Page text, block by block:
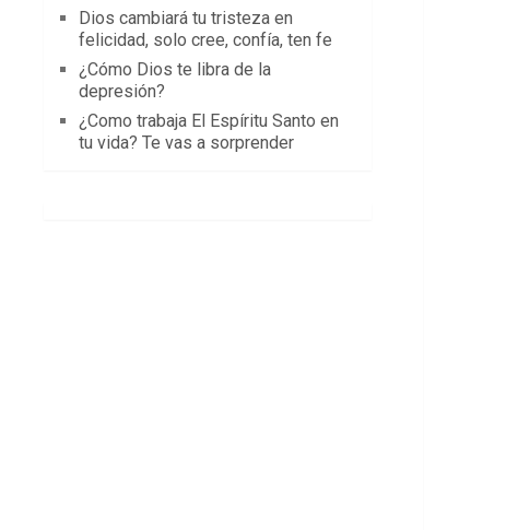
Dios cambiará tu tristeza en
felicidad, solo cree, confía, ten fe
¿Cómo Dios te libra de la
depresión?
¿Como trabaja El Espíritu Santo en
tu vida? Te vas a sorprender